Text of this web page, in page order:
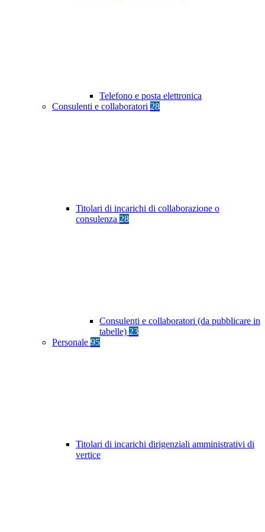
Telefono e posta elettronica
Consulenti e collaboratori 28
Titolari di incarichi di collaborazione o
consulenza 28
Consulenti e collaboratori (da pubblicare in
tabelle) 23
Personale 95
Titolari di incarichi dirigenziali amministrativi di
vertice